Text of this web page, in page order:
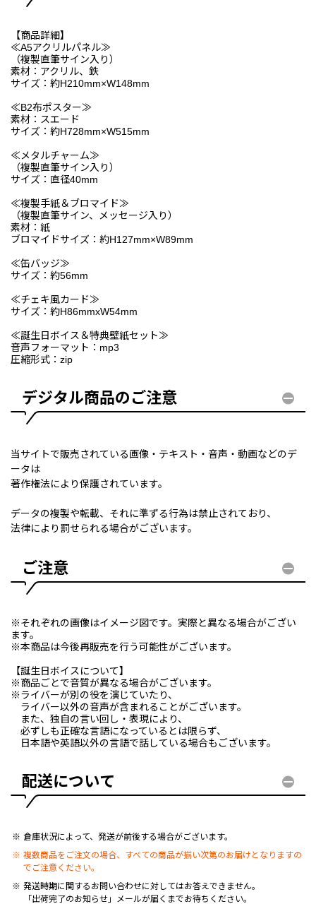
【商品詳細】
≪A5アクリルパネル≫
（複製直筆サイン入り）
素材：アクリル、鉄
サイズ：約H210mm×W148mm
≪B2布ポスター≫
素材：スエード
サイズ：約H728mm×W515mm
≪メタルチャーム≫
（複製直筆サイン入り）
サイズ：直径40mm
≪複製手紙＆ブロマイド≫
（複製直筆サイン、メッセージ入り）
素材：紙
ブロマイドサイズ：約H127mm×W89mm
≪缶バッジ≫
サイズ：約56mm
≪チェキ風カード≫
サイズ：約H86mmxW54mm
≪誕生日ボイス＆特典壁紙セット≫
音声フォーマット：mp3
圧縮形式：zip
デジタル商品のご注意
当サイトで販売されている画像・テキスト・音声・動画などのデ
ータは
著作権法により保護されています。
データの複製や転載、それに準ずる行為は禁止されており、
法律により罰せられる場合がございます。
ご注意
※それぞれの画像はイメージ図です。実際と異なる場合がござい
ます。
※本商品は今後再販売を行う可能性がございます。
【誕生日ボイスについて】
※商品ごとで音質が異なる場合がございます。
※ライバーが別の役を演じていたり、
ライバー以外の音声が含まれることがございます。
また、独自の言い回し・表現により、
必ずしも正確な言語になっているとは限らず、
日本語や英語以外の言語で話している場合もございます。
配送について
倉庫状況によって、発送が前後する場合がございます。
複数商品をご注文の場合、すべての商品が揃い次第のお届けとなりますの
でご注意ください。
発送時期に関するお問い合わせに対してはお答えできません。
「出荷完了のお知らせ」メールが届くまでお待ちください。